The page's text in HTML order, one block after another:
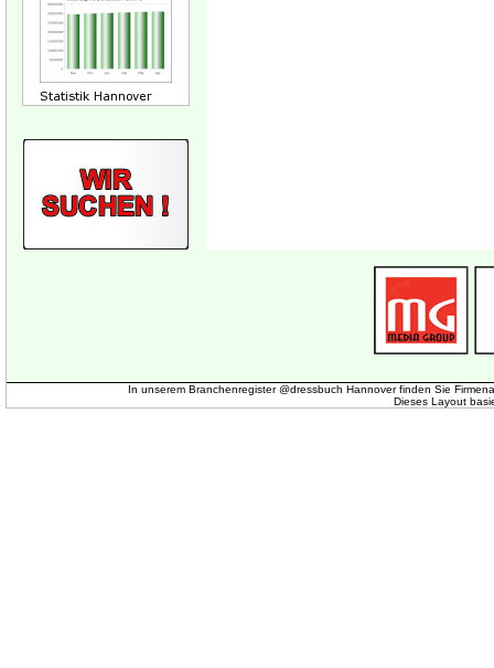
In unserem Branchenregister @dressbuch Hannover finden Sie
Dieses Layout